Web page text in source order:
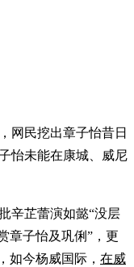
网民挖出章子怡昔日
怡未能在康城、威尼
辛芷蕾演如懿“没层
章子怡及巩俐”，更
如今杨威国际， 在威